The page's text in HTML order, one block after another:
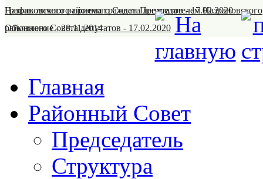
Назрановского районного Совета депутатов-17.02.2020
График личного приема граждан Председателем Назрановского
районного Совета депутатов - 17.02.2020
Объявление-28.11.2014
Главная
Районный Совет
Председатель
Структура